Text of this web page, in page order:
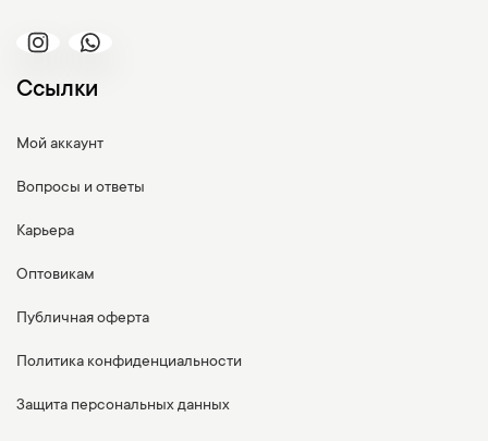
Ссылки
Мой аккаунт
Вопросы и ответы
Карьера
Оптовикам
Публичная оферта
Политика конфиденциальности
Защита персональных данных